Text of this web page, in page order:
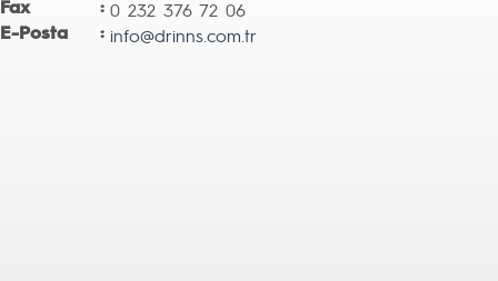
Fax : 0 232 376 72 06
E-Posta : info@drinns.com.tr